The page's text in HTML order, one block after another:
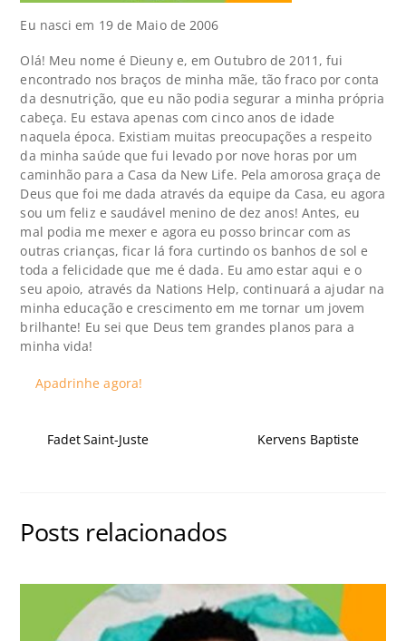
Eu nasci em 19 de Maio de 2006
Olá! Meu nome é Dieuny e, em Outubro de 2011, fui
encontrado nos braços de minha mãe, tão fraco por conta
da desnutrição, que eu não podia segurar a minha própria
cabeça. Eu estava apenas com cinco anos de idade
naquela época. Existiam muitas preocupações a respeito
da minha saúde que fui levado por nove horas por um
caminhão para a Casa da New Life. Pela amorosa graça de
Deus que foi me dada através da equipe da Casa, eu agora
sou um feliz e saudável menino de dez anos! Antes, eu
mal podia me mexer e agora eu posso brincar com as
outras crianças, ficar lá fora curtindo os banhos de sol e
toda a felicidade que me é dada. Eu amo estar aqui e o
seu apoio, através da Nations Help, continuará a ajudar na
minha educação e crescimento em me tornar um jovem
brilhante! Eu sei que Deus tem grandes planos para a
minha vida!
Apadrinhe agora!
Fadet Saint-Juste Kervens Baptiste
Posts relacionados